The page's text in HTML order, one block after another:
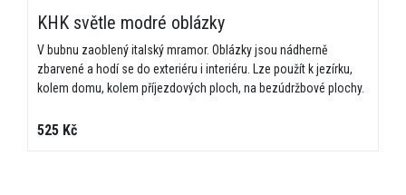
KHK světle modré oblázky
V bubnu zaoblený italský mramor. Oblázky jsou nádherně
zbarvené a hodí se do exteriéru i interiéru. Lze použít k jezírku,
kolem domu, kolem příjezdových ploch, na bezúdržbové plochy.
525 Kč